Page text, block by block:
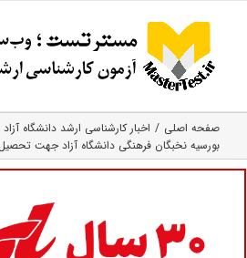
content
صفحه اصلی
اخبار کارشناسی ارشد دانشگاه آزاد
بورسیه نخبگان فرهنگی دانشگاه آزاد جهت